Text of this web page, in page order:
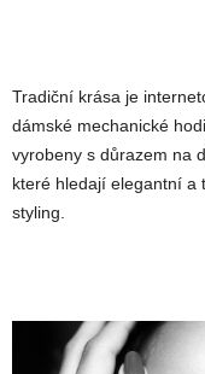
Tradiční krása je
dámské mechanické
vyrobeny s důrazem na
které hledají elegantní a
styling.